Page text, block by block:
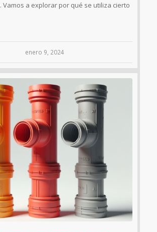
Vamos a explorar por qué se utiliza cierto
enero 9, 2024